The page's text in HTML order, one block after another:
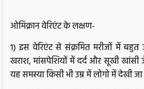
ओमिक्रान वेरिएंट के लक्षण-
1) इस वेरिएंट से संक्रमित मरीजों में
खराश, मांसपेशियों में दर्द और सूखी खांसी
यह समस्या किसी भी उम्र में लोगो में देखी